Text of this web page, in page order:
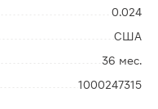
0.024
США
36 мес.
1000247315